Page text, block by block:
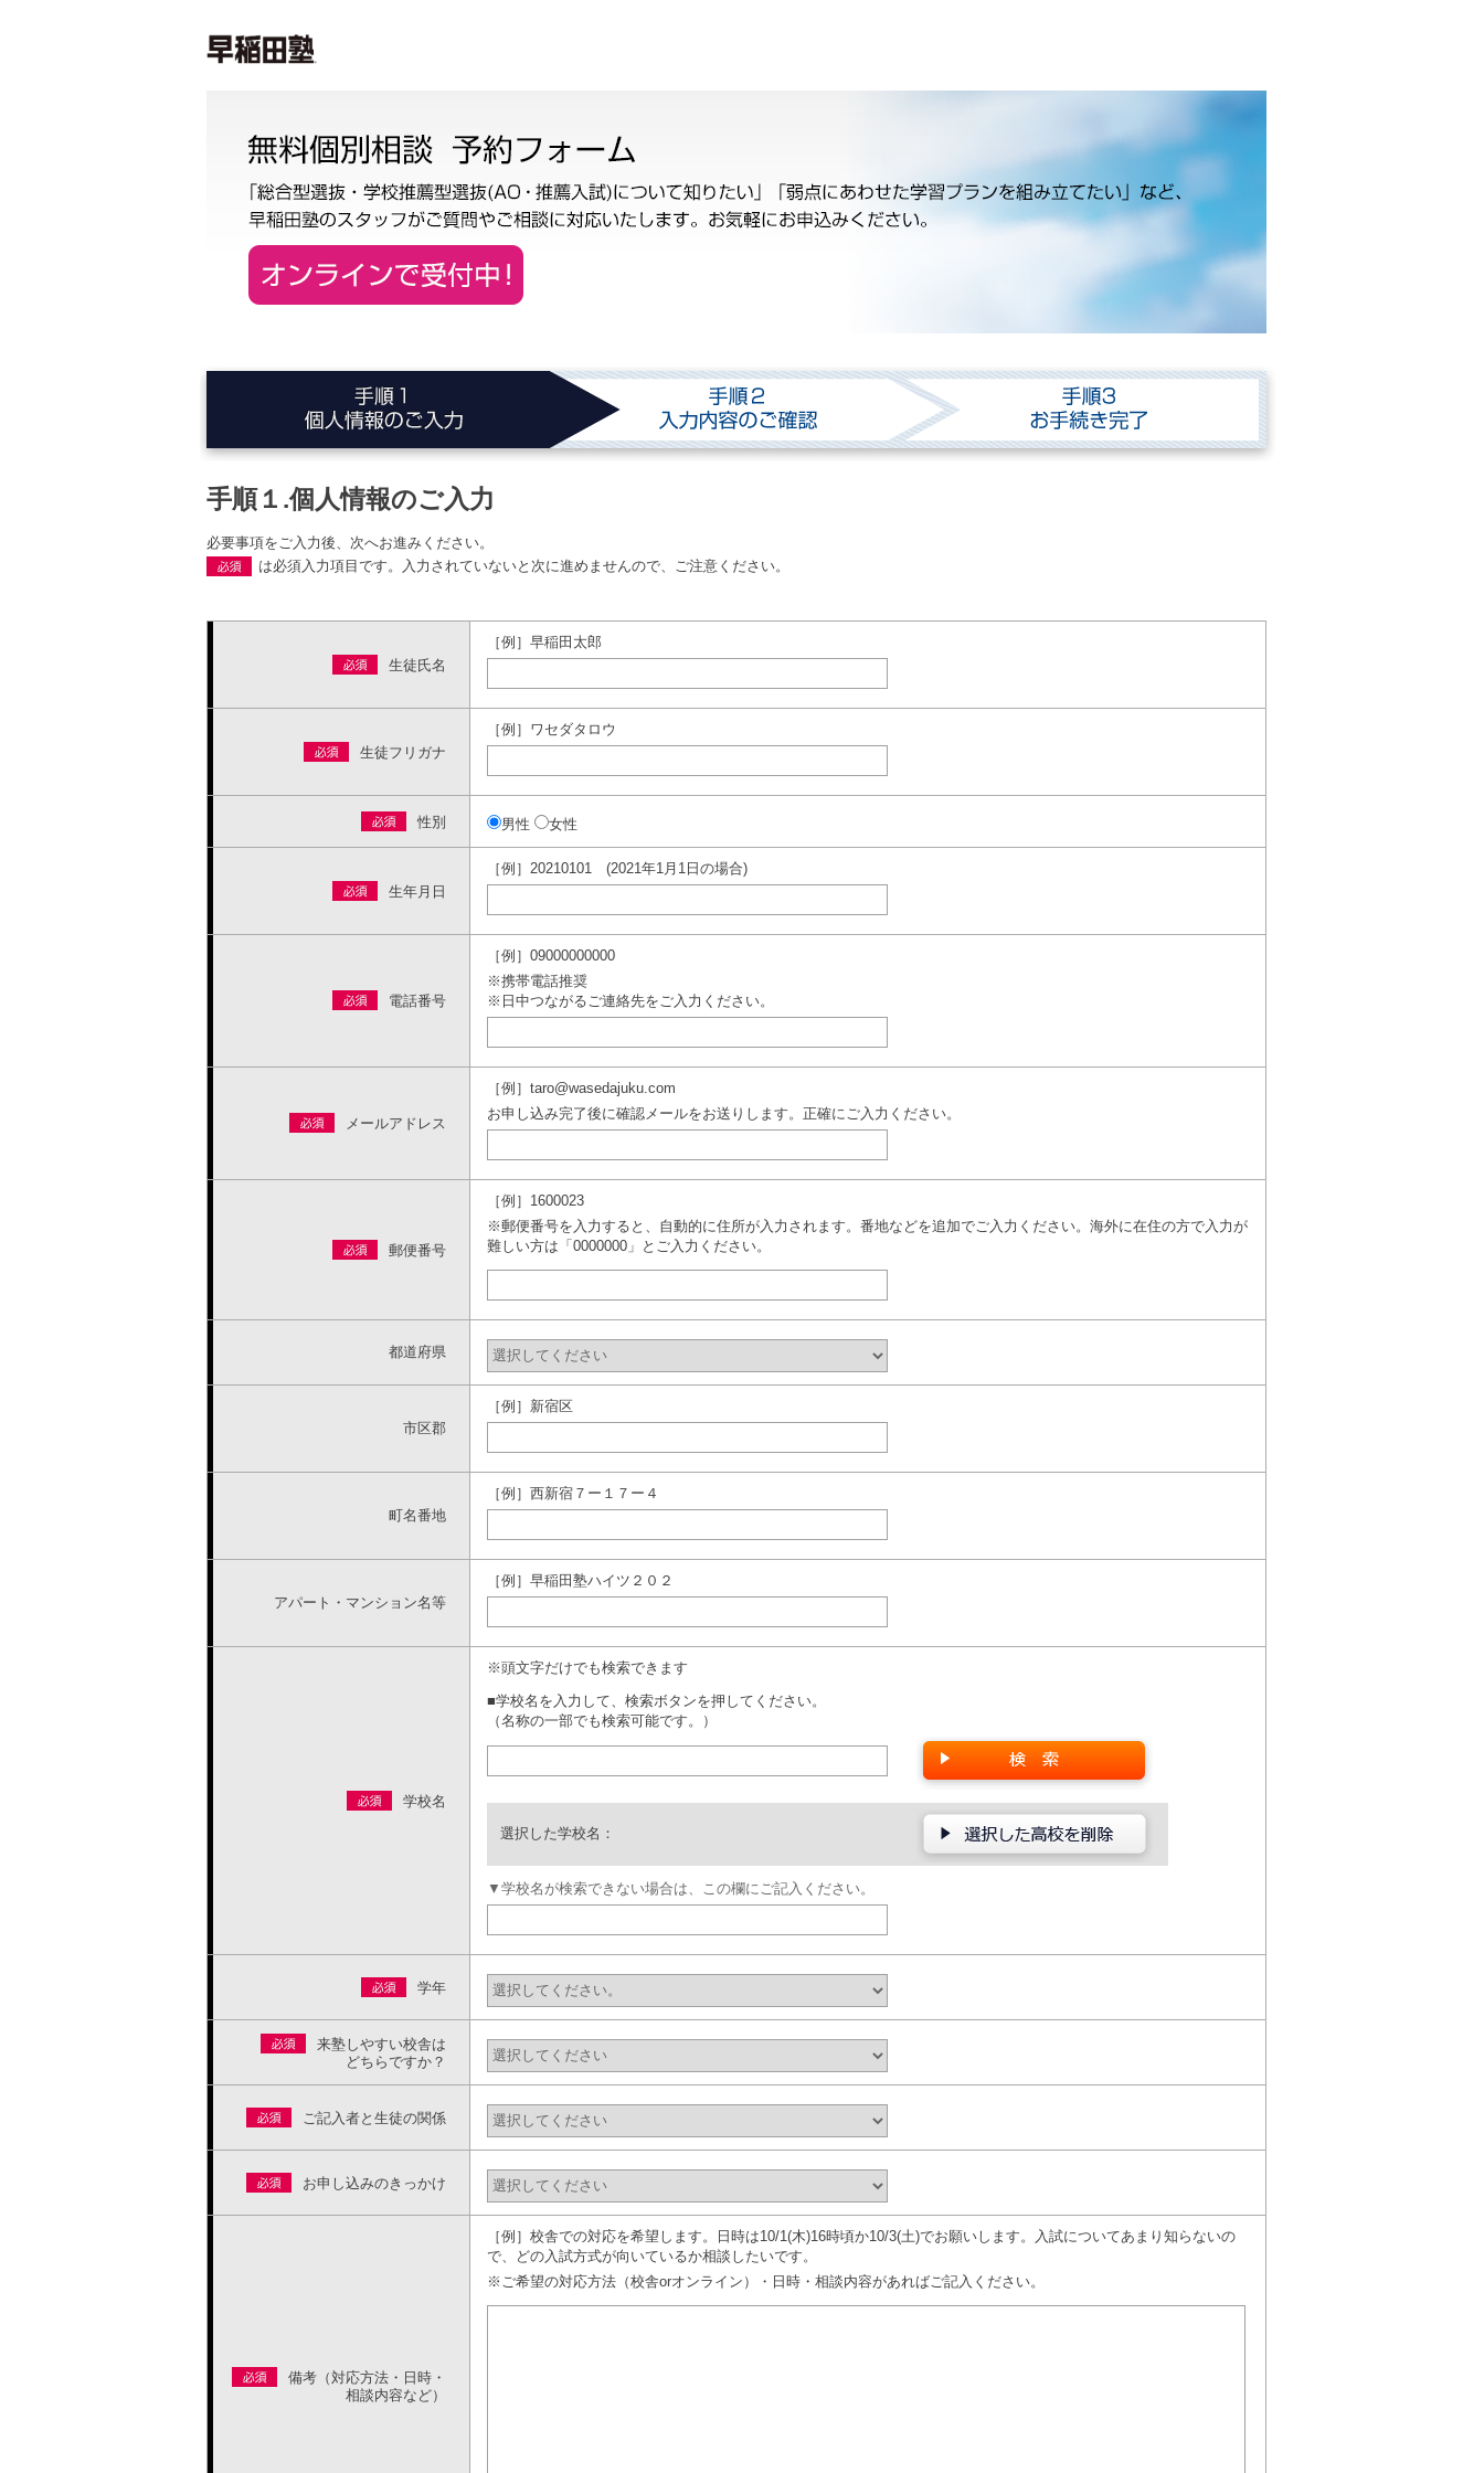
手順１.個人情報のご入力
必要事項をご入力後、次へお進みください。
は必須入力項目です。入力されていないと次に進めませんので、ご注意ください。
生徒氏名
［例］早稲田太郎
生徒フリガナ
［例］ワセダタロウ
性別 男性 女性
生年月日
［例］20210101 (2021年1月1日の場合)
電話番号
［例］09000000000
※携帯電話推奨
※日中つながるご連絡先をご入力ください。
メールアドレス
［例］taro@wasedajuku.com
お申し込み完了後に確認メールをお送りします。正確にご入力ください。
郵便番号
［例］1600023
※郵便番号を入力すると、自動的に住所が入力されます。番地などを追加でご入力ください。海外に在住の方で入力が
難しい方は「0000000」とご入力ください。
都道府県
市区郡
［例］新宿区
町名番地
［例］西新宿７ー１７ー４
アパート・マンション名等
［例］早稲田塾ハイツ２０２
学校名
※頭文字だけでも検索できます
■学校名を入力して、検索ボタンを押してください。
（名称の一部でも検索可能です。）
選択した学校名：
▼学校名が検索できない場合は、この欄にご記入ください。
学年
来塾しやすい校舎は
どちらですか？
ご記入者と生徒の関係
お申し込みのきっかけ
備考（対応方法・日時・
相談内容など）
［例］校舎での対応を希望します。日時は10/1(木)16時頃か10/3(土)でお願いします。入試についてあまり知らないの
で、どの入試方式が向いているか相談したいです。
※ご希望の対応方法（校舎orオンライン）・日時・相談内容があればご記入ください。